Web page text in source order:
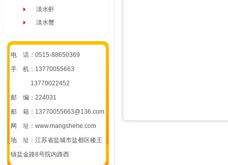
淡水虾
淡水蟹
电 话：0515-88650369
手 机：13770055663
13770022452
邮 编：224031
邮 箱：13770055663@136.com
网 址：www.mangshehe.com
地 址：江苏省盐城市盐都区楼王
镇盐金路8号院内路西